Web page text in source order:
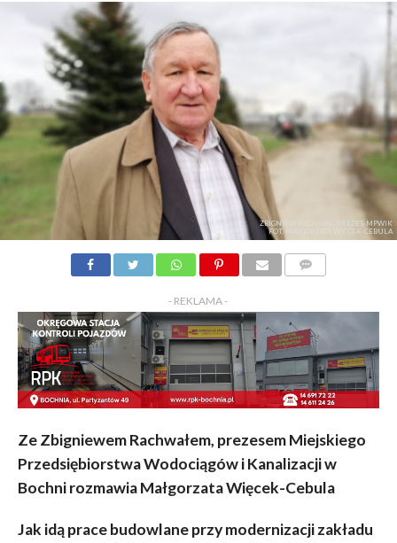
ZBIGNIEW RACHWAŁ, PREZES MPWIK
FOT. MAŁGORZATA WIĘCEK-CEBULA
- REKLAMA -
Ze Zbigniewem Rachwałem, prezesem Miejskiego
Przedsiębiorstwa Wodociągów i Kanalizacji w
Bochni rozmawia Małgorzata Więcek-Cebula
Jak idą prace budowlane przy modernizacji zakładu